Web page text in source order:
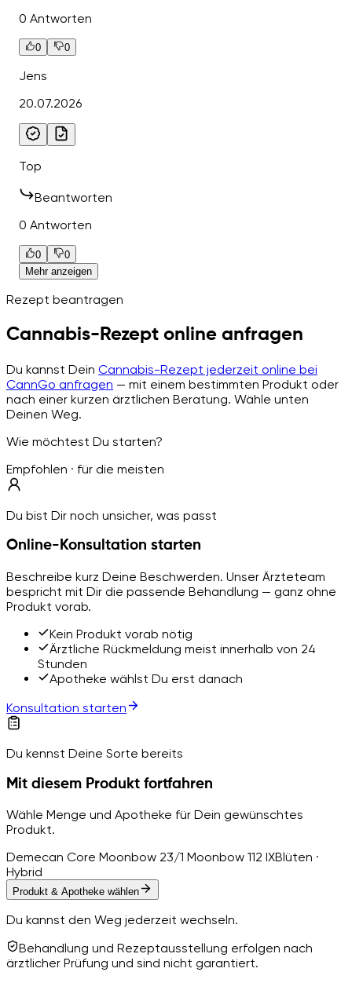
0 Antworten
0 0
Jens
20.07.2026
Top
Beantworten
0 Antworten
0
0
Mehr anzeigen
Rezept beantragen
Cannabis-Rezept online anfragen
Du kannst Dein Cannabis-Rezept jederzeit online bei
CannGo anfragen — mit einem bestimmten Produkt oder
nach einer kurzen ärztlichen Beratung. Wähle unten
Deinen Weg.
Wie möchtest Du starten?
Empfohlen · für die meisten
Du bist Dir noch unsicher, was passt
Online-Konsultation starten
Beschreibe kurz Deine Beschwerden. Unser Ärzteteam
bespricht mit Dir die passende Behandlung — ganz ohne
Produkt vorab.
Kein Produkt vorab nötig
Ärztliche Rückmeldung meist innerhalb von 24
Stunden
Apotheke wählst Du erst danach
Konsultation starten
Du kennst Deine Sorte bereits
Mit diesem Produkt fortfahren
Wähle Menge und Apotheke für Dein gewünschtes
Produkt.
Demecan Core Moonbow 23/1 Moonbow 112 IXBlüten ·
Hybrid
Produkt & Apotheke wählen
Du kannst den Weg jederzeit wechseln.
Behandlung und Rezeptausstellung erfolgen nach
ärztlicher Prüfung und sind nicht garantiert.